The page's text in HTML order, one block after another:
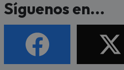
Síguenos en...